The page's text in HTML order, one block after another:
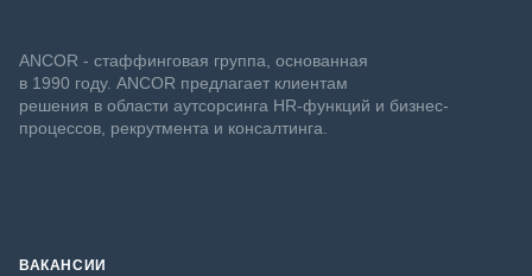
ANCOR - стаффинговая группа, основанная
в 1990 году. ANCOR предлагает клиентам
решения в области аутсорсинга HR-функций и бизнес-
процессов, рекрутмента и консалтинга.
ВАКАНСИИ